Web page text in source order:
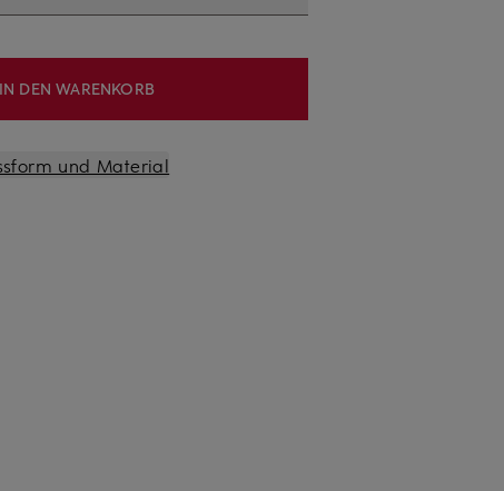
IN DEN WARENKORB
und Material